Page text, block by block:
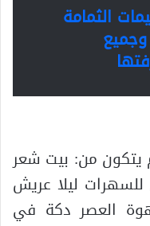
مخيمات الثمامة
وجميع
من: بيت شعر
للسهرات ليلا عريش
العصر دكة في